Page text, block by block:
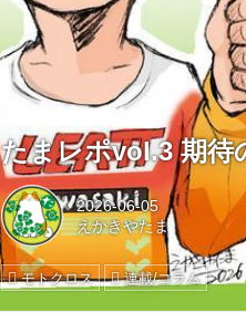
たまレポvol.3 期待
2026-06-05
えかきやたま
モトクロス 連載/コラム